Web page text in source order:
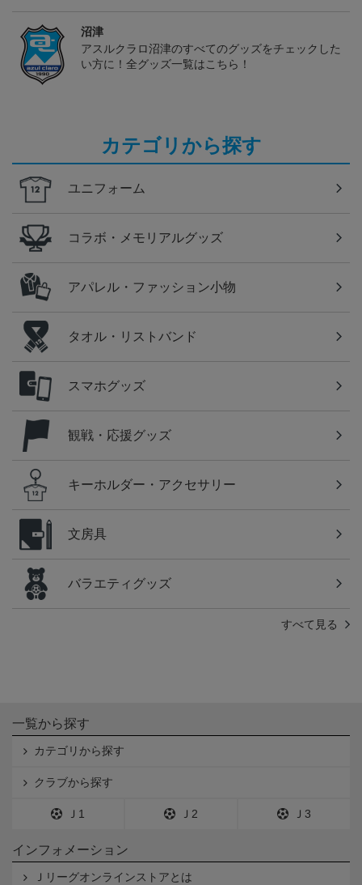
沼津
アスルクラロ沼津のすべてのグッズをチェックした
い方に！全グッズ一覧はこちら！
カテゴリから探す
ユニフォーム
コラボ・メモリアルグッズ
アパレル・ファッション小物
タオル・リストバンド
スマホグッズ
観戦・応援グッズ
キーホルダー・アクセサリー
文房具
バラエティグッズ
すべて見る
一覧から探す
カテゴリから探す
クラブから探す
Ｊ1 Ｊ2 Ｊ3
インフォメーション
Ｊリーグオンラインストアとは